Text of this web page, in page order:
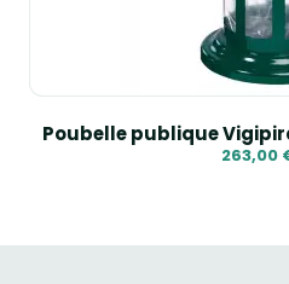
Poubelle publique
263,00